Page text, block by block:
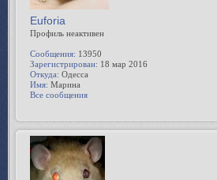
Euforia
Профиль неактивен
Сообщения: 13950
Зарегистрирован: 18 мар 2016
Откуда: Одесса
Имя: Марина
Все сообщения